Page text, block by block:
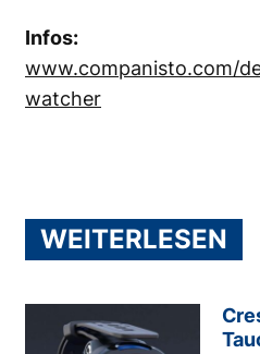
Infos:
www.companisto.com/
watcher
WEITERLESEN